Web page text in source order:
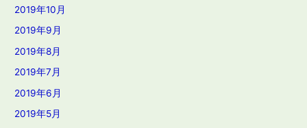
2019年10月
2019年9月
2019年8月
2019年7月
2019年6月
2019年5月